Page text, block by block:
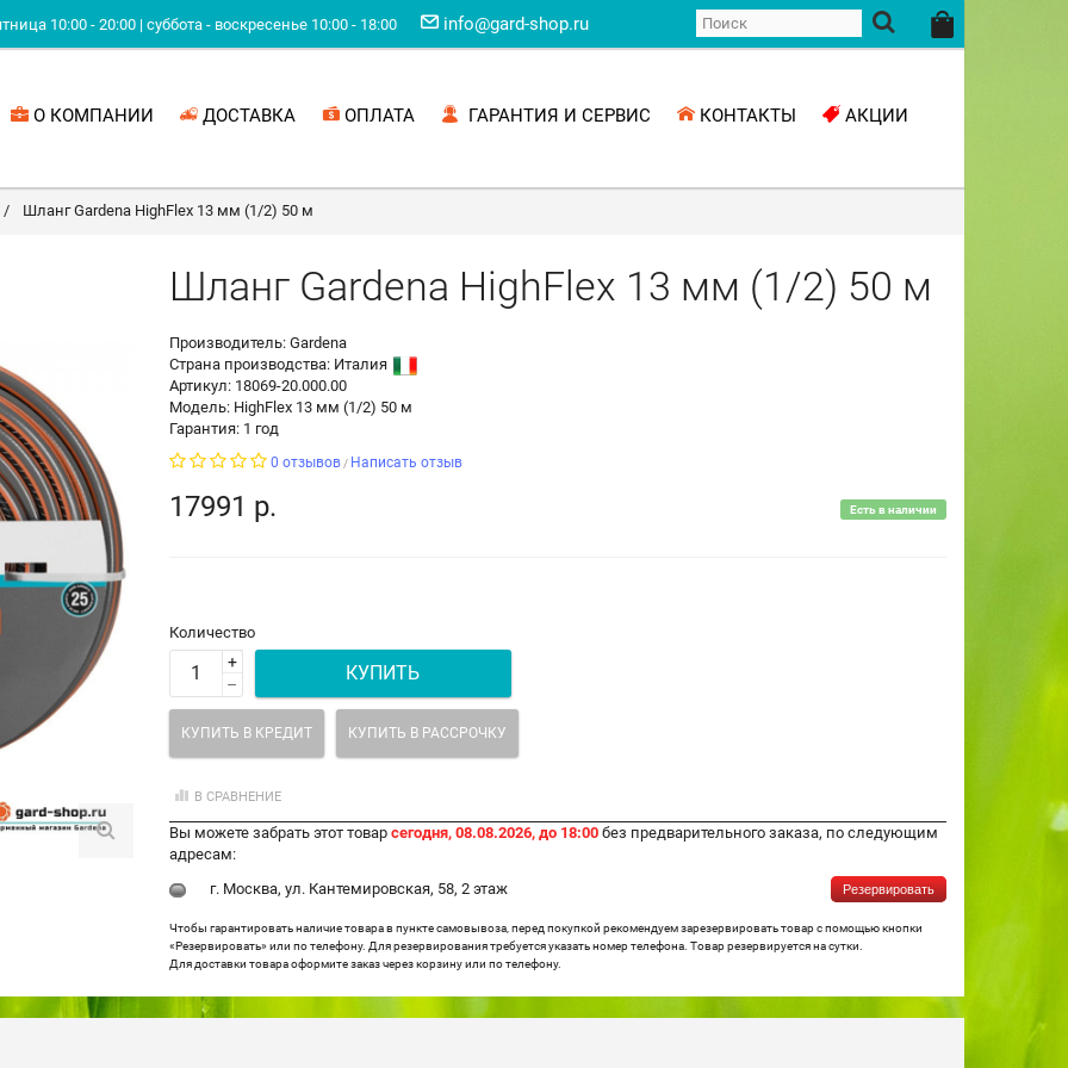
10:00 - 20:00 | суббота - воскресенье 10:00 - 18:00 info@gard-shop.ru
О КОМПАНИИ ДОСТАВКА ОПЛАТА ГАРАНТИЯ И СЕРВИС КОНТАКТЫ АКЦИИ
Шланг Gardena HighFlex 13 мм (1/2) 50 м
Шланг Gardena HighFlex 13 мм (1/2) 50 м
Производитель: Gardena
Страна производства: Италия
Артикул: 18069-20.000.00
Модель: HighFlex 13 мм (1/2) 50 м
Гарантия: 1 год
0 отзывов/ Написать отзыв
Есть в наличии
17991 р.
Количество
+
–
КУПИТЬ
КУПИТЬ В КРЕДИТ КУПИТЬ В РАССРОЧКУ
В СРАВНЕНИЕ
Вы можете забрать этот товар сегодня, 08.08.2026, до 18:00 без предварительного заказа, по следующим
адресам:
г. Москва, ул. Кантемировская, 58, 2 этаж
Резервировать
Чтобы гарантировать наличие товара в пункте самовывоза, перед покупкой рекомендуем зарезервировать товар с помощью кнопки
«Резервировать» или по телефону. Для резервирования требуется указать номер телефона. Товар резервируется на сутки.
Для доставки товара оформите заказ через корзину или по телефону.